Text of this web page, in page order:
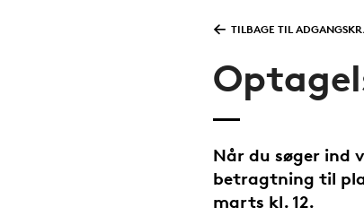
TILBAGE TIL
Når du søger ind
betragtning til
marts kl. 12.